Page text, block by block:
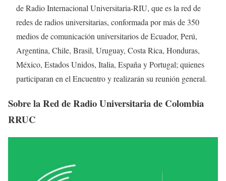
de Radio Internacional Universitaria-RIU, que es la red de
redes de radios universitarias, conformada por más de 350
medios de comunicación universitarios de Ecuador, Perú,
Argentina, Chile, Brasil, Uruguay, Costa Rica, Honduras,
México, Estados Unidos, Italia, España y Portugal; quienes
participaran en el Encuentro y realizarán su reunión general.
Sobre la Red de Radio Universitaria de Colombia
RRUC